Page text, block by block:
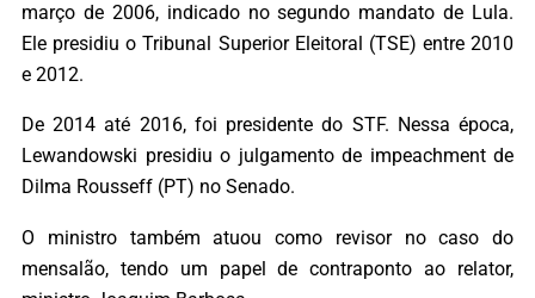
março de 2006, indicado no segundo mandato de Lula.
Ele presidiu o Tribunal Superior Eleitoral (TSE) entre 2010
e 2012.
De 2014 até 2016, foi presidente do STF. Nessa época,
Lewandowski presidiu o julgamento de impeachment de
Dilma Rousseff (PT) no Senado.
O ministro também atuou como revisor no caso do
mensalão, tendo um papel de contraponto ao relator,